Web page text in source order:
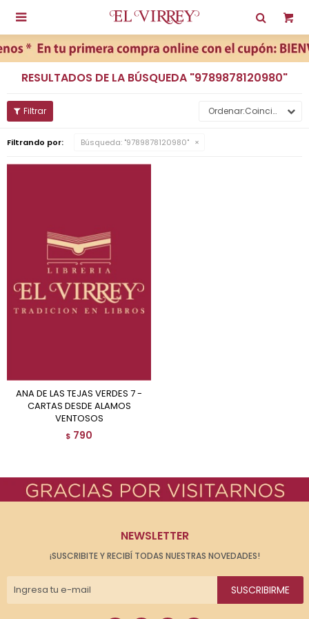

RESULTADOS DE LA BÚSQUEDA "9789878120980"
Coincidencia
Filtrando por: Búsqueda: "9789878120980"
ANA DE LAS TEJAS VERDES 7 -
CARTAS DESDE ALAMOS
VENTOSOS
$ 790
NEWSLETTER
¡SUSCRIBITE Y RECIBÍ TODAS NUESTRAS NOVEDADES!
SUSCRIBIRME